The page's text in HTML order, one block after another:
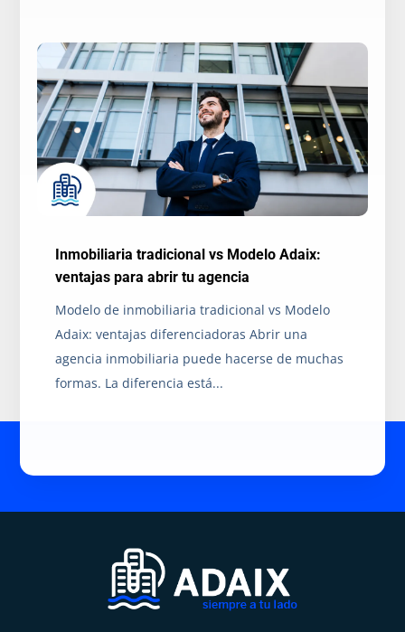
Inmobiliaria tradicional vs Modelo Adaix:
ventajas para abrir tu agencia
Modelo de inmobiliaria tradicional vs Modelo
Adaix: ventajas diferenciadoras Abrir una
agencia inmobiliaria puede hacerse de muchas
formas. La diferencia está...